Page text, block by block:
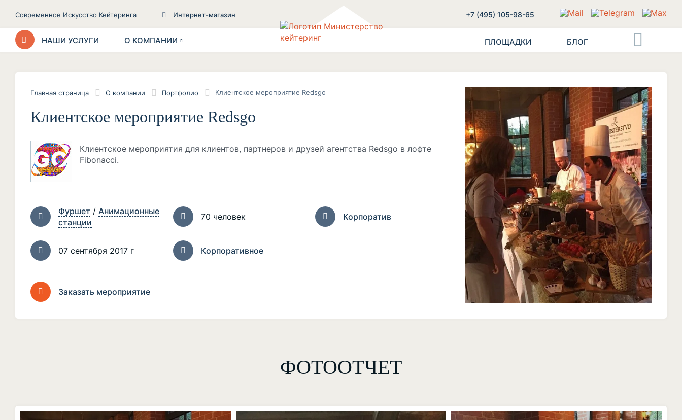
Современное Искусство Кейтеринга Интернет-магазин +7 (495) 105-98-65
НАШИ УСЛУГИ О КОМПАНИИ ПЛОЩАДКИ БЛОГ
Главная страница О компании Портфолио Клиентское мероприятие Redsgo
Клиентское мероприятие Redsgo
Клиентское мероприятия для клиентов, партнеров и друзей агентства Redsgo в лофте
Fibonacci.
Фуршет / Анимационные
станции
70 человек Корпоратив
07 сентября 2017 г Корпоративное
Заказать мероприятие
ФОТООТЧЕТ